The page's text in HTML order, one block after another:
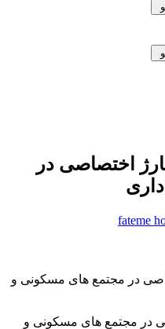
اختصاصی در
fateme
در مجتمع‌ های مسکونی و